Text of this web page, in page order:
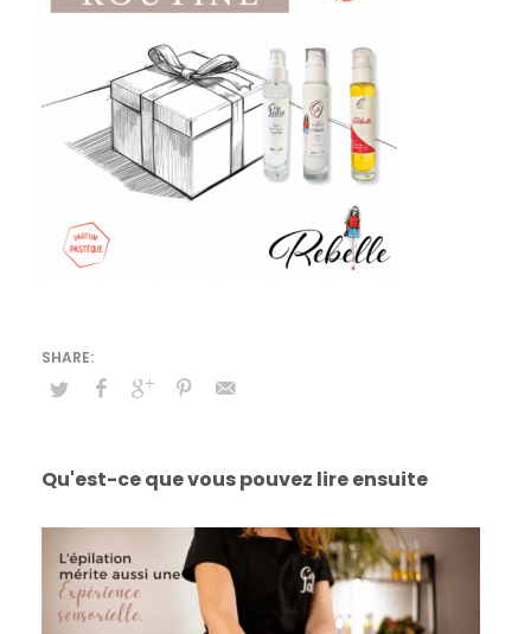
Qu'est-ce que vous pouvez lire ensuite